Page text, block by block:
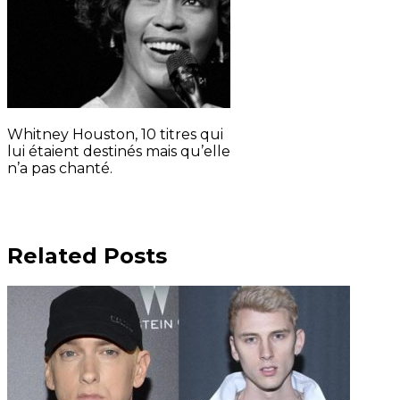
Whitney Houston, 10 titres qui
lui étaient destinés mais qu’elle
n’a pas chanté.
Related Posts